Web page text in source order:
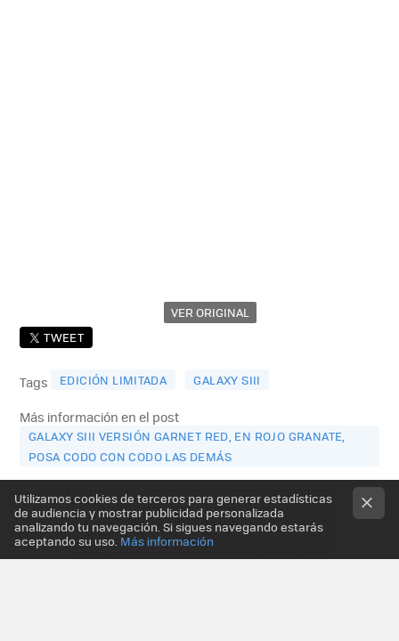
VER ORIGINAL
TWEET
Tags EDICIÓN LIMITADA GALAXY SIII
Más información en el post
GALAXY SIII VERSIÓN GARNET RED, EN ROJO GRANATE,
POSA CODO CON CODO LAS DEMÁS
Utilizamos cookies de terceros para generar estadísticas
de audiencia y mostrar publicidad personalizada
analizando tu navegación. Si sigues navegando estarás
aceptando su uso. Más información